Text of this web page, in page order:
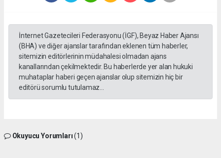
İnternet Gazetecileri Federasyonu (İGF), Beyaz Haber Ajansı
(BHA) ve diğer ajanslar tarafından eklenen tüm haberler,
sitemizin editörlerinin müdahalesi olmadan ajans
kanallarından çekilmektedir. Bu haberlerde yer alan hukuki
muhataplar haberi geçen ajanslar olup sitemizin hiç bir
editörü sorumlu tutulamaz...
Okuyucu Yorumları(1)